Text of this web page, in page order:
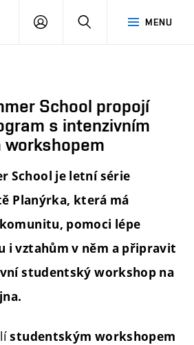
MENU
PŘIHLÁSIT
School propojí
s intenzivním
School je letní série
Planýrka, která má
pomoci lépe
i vztahům v něm a připravit
studentský workshop na
studentským workshopem